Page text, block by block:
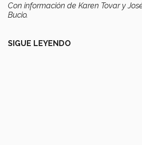
Con información de Karen Tovar y
Bucio.
SIGUE LEYENDO